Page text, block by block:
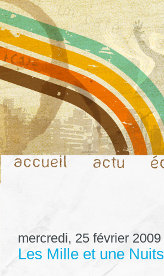
mercredi, 25 février 2009
Les Mille et une Nuits